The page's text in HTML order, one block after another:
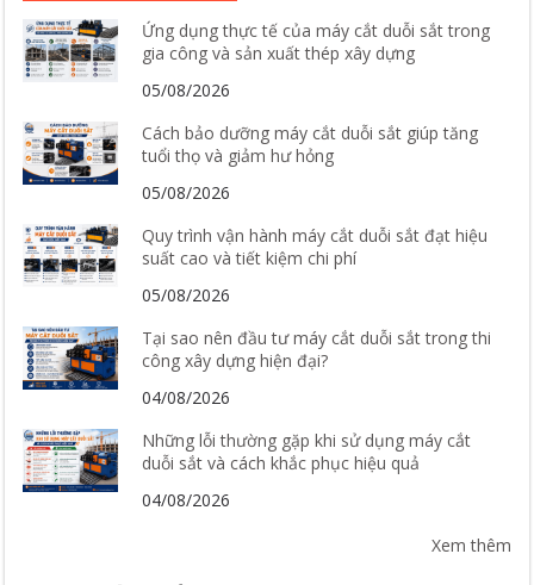
Ứng dụng thực tế của máy cắt duỗi sắt trong
gia công và sản xuất thép xây dựng
05/08/2026
Cách bảo dưỡng máy cắt duỗi sắt giúp tăng
tuổi thọ và giảm hư hỏng
05/08/2026
Quy trình vận hành máy cắt duỗi sắt đạt hiệu
suất cao và tiết kiệm chi phí
05/08/2026
Tại sao nên đầu tư máy cắt duỗi sắt trong thi
công xây dựng hiện đại?
04/08/2026
Những lỗi thường gặp khi sử dụng máy cắt
duỗi sắt và cách khắc phục hiệu quả
04/08/2026
Xem thêm